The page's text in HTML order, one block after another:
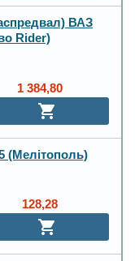
ВАЗ
Rider)
1 384,80
(Мелітополь)
128,28